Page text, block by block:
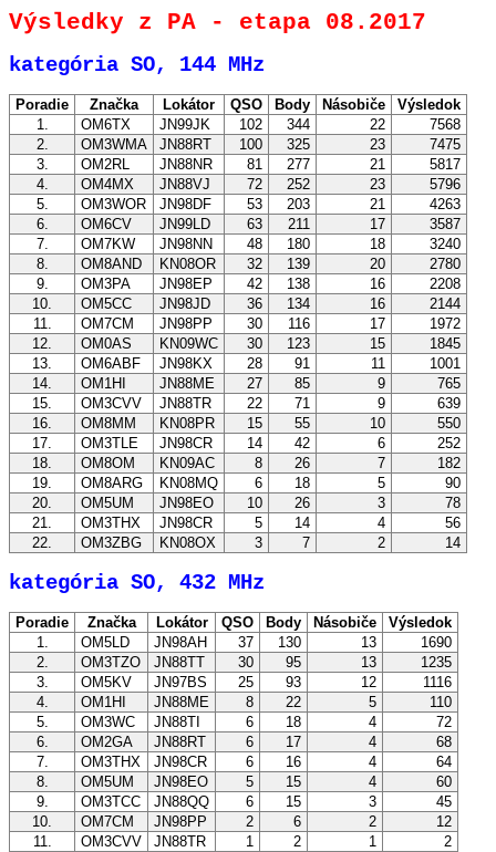
Výsledky z PA - etapa 08.2017
kategória SO, 144 MHz
Poradie Značka Lokátor QSO Body Násobiče
Výsledok
1.
OM6TX JN99JK 102 344 22
7568
2.
OM3WMA JN88RT 100 325 23
7475
3.
OM2RL JN88NR 81 277 21
5817
4.
OM4MX JN88VJ 72 252 23
5796
5.
OM3WOR JN98DF 53 203 21
4263
6.
OM6CV JN99LD 63 211 17
3587
7.
OM7KW JN98NN 48 180 18
3240
8.
OM8AND KN08OR 32 139 20
2780
9.
OM3PA JN98EP 42 138 16
2208
10.
OM5CC JN98JD 36 134 16
2144
11.
OM7CM JN98PP 30 116 17
1972
12.
OM0AS KN09WC 30 123 15
1845
13.
OM6ABF JN98KX 28 91 11
1001
14.
OM1HI JN88ME 27 85 9
765
15.
OM3CVV JN88TR 22 71 9
639
16.
OM8MM KN08PR 15 55 10
550
17.
OM3TLE JN98CR 14 42 6
252
18.
OM8OM KN09AC 8 26 7
182
19.
OM8ARG KN08MQ 6 18 5
90
20.
OM5UM JN98EO 10 26 3
78
21.
OM3THX JN98CR 5 14 4
56
22.
OM3ZBG KN08OX 3 7 2 14
kategória SO, 432 MHz
Poradie Značka Lokátor QSO Body Násobiče
Výsledok
1.
OM5LD JN98AH 37 130 13
1690
2.
OM3TZO JN88TT 30 95 13
1235
3.
OM5KV JN97BS 25 93 12
1116
4.
OM1HI JN88ME 8 22 5
110
5.
OM3WC JN88TI 6 18 4
72
6.
OM2GA JN88RT 6 17 4
68
7.
OM3THX JN98CR 6 16 4
64
8.
OM5UM JN98EO 5 15 4
60
9.
OM3TCC JN88QQ 6 15 3
45
10.
OM7CM JN98PP 2 6 2
12
11.
OM3CVV JN88TR 1 2 1 2